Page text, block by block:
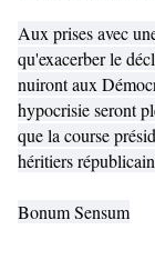
Aux prises avec
qu'exacerber le
nuiront aux
hypocrisie seront
que la course
héritiers
Bonum Sensum